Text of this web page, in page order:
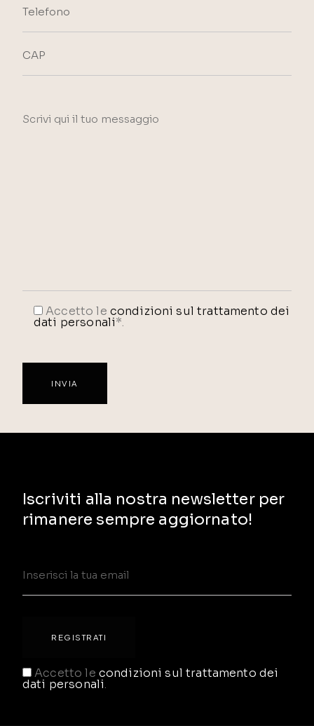
Accetto le condizioni sul trattamento dei
dati personali*.
Iscriviti alla nostra newsletter per
rimanere sempre aggiornato!
Accetto le condizioni sul trattamento dei
dati personali.